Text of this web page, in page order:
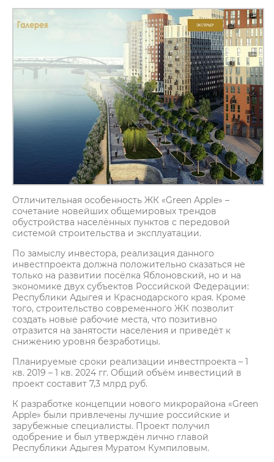
Отличительная особенность ЖК «Green Аpple» –
сочетание новейших общемировых трендов
обустройства населённых пунктов с передовой
системой строительства и эксплуатации.
По замыслу инвестора, реализация данного
инвестпроекта должна положительно сказаться не
только на развитии посёлка Яблоновский, но и на
экономике двух субъектов Российской Федерации:
Республики Адыгея и Краснодарского края. Кроме
того, строительство современного ЖК позволит
создать новые рабочие места, что позитивно
отразится на занятости населения и приведёт к
снижению уровня безработицы.
Планируемые сроки реализации инвестпроекта – 1
кв. 2019 – 1 кв. 2024 гг. Общий объём инвестиций в
проект составит 7,3 млрд руб.
К разработке концепции нового микрорайона «Green
Apple» были привлечены лучшие российские и
зарубежные специалисты. Проект получил
одобрение и был утверждён лично главой
Республики Адыгея Муратом Кумпиловым.